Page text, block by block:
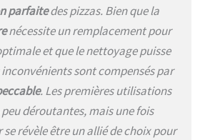
de cuissons Zone de
pizzas d'environ 33 x 35 cm
de diamètre, rôtis de
viande, pain et bien plus
pour une plus grande
facilité et un réglage
Atteint 500 °C en 20
parfaitedes pizzas. Bien que la
nécessite un remplacement pour
et que le nettoyage puisse
sont compensés par
. Les premières utilisations
déroutantes, mais une fois
révèle être un allié de choix pour